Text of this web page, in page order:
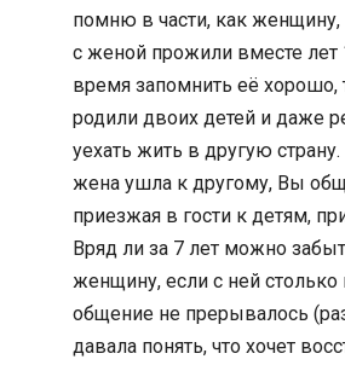
помню в части, как
с женой прожили вместе лет
время запомнить её хорошо,
родили двоих детей и даже
уехать жить в другую
жена ушла к другому, Вы
приезжая в гости к детям,
Вряд ли за 7 лет можно
женщину, если с ней столько
общение не прерывалось
давала понять, что хочет